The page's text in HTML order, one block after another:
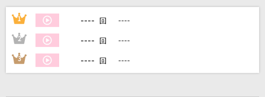
1 ---- 回 ----
2 ---- 回 ----
3 ---- 回 ----